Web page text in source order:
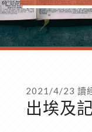
2021/4/23 讀
出埃及